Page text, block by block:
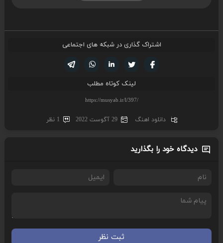
اشتراک گذاری در شبکه های اجتماعی
لینکدین تویتر
فیسوک
لینک کوتاه مطلب
دانلود اهنگ 29 آگوست 2022 1 نظر
دیدگاه خود را بگذارید
ثبت نظر